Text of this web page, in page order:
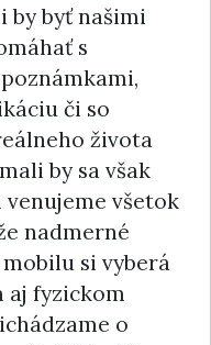
by byť našimi
s
či so
života
by sa však
všetok
nadmerné
si vyberá
aj fyzickom
o